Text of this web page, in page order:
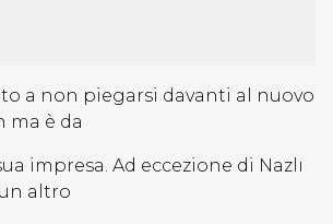
a non piegarsi davanti al nuovo
ma è da
impresa. Ad eccezione di Nazlı
altro